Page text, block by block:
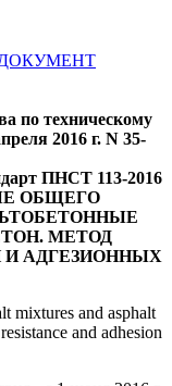
по техническому
2016 г. N 35-
ПНСТ 113-2016
ОБЩЕГО
МЕТОД
АДГЕЗИОННЫХ
mixtures and asphalt
and adhesion